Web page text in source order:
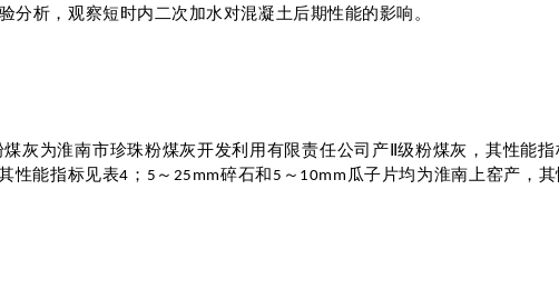
析，观察短时内二次加水对混凝土后期性能的影响。
煤灰为淮南市珍珠粉煤灰开发利用有限责任公司产Ⅱ级粉煤灰，其性能指
性能指标见表4 ； 5 ～ 25mm碎石和 5 ～ 10mm 瓜子片均为淮南上窑产，